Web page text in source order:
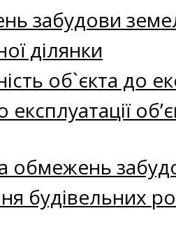
забудови
ділянки
об`єкта до
експлуатації
обмежень
будівельних